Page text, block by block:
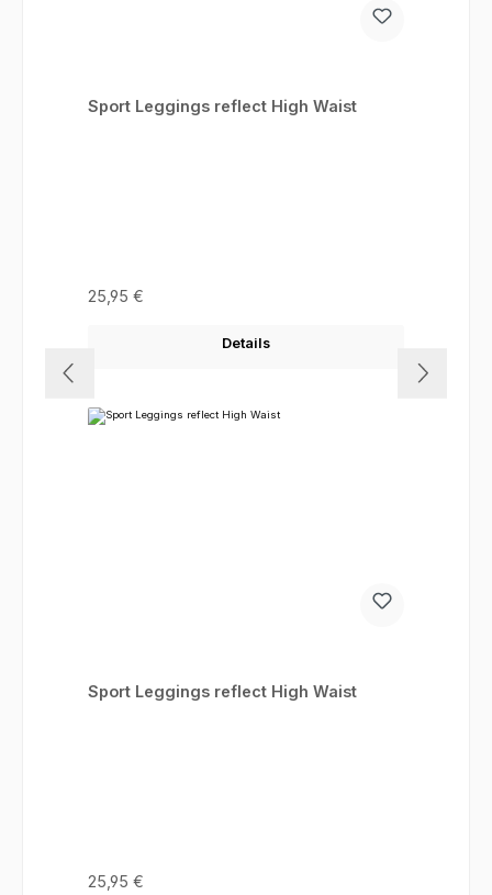
Sport Leggings reflect High Waist
Regulärer Preis:
25,95 €
Details
Sport Leggings reflect High Waist
Regulärer Preis:
25,95 €